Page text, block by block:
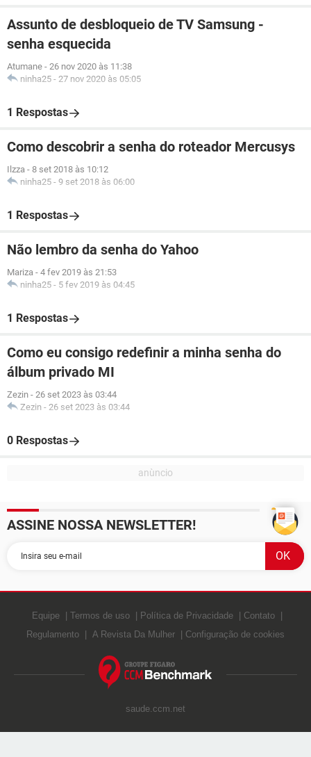
Assunto de desbloqueio de TV Samsung -
senha esquecida
Atumane - 26 nov 2020 às 11:38
ninha25 - 27 nov 2020 às 05:05
1 Respostas
Como descobrir a senha do roteador Mercusys
Ilzza - 8 set 2018 às 10:12
ninha25 - 9 set 2018 às 06:00
1 Respostas
Não lembro da senha do Yahoo
Mariza - 4 fev 2019 às 21:53
ninha25 - 5 fev 2019 às 04:45
1 Respostas
Como eu consigo redefinir a minha senha do
álbum privado MI
Zezin - 26 set 2023 às 03:44
Zezin - 26 set 2023 às 03:44
0 Respostas
ASSINE NOSSA NEWSLETTER!
Equipe Termos de uso Política de Privacidade
Contato
Regulamento
A Revista Da Mulher Configuração de cookies
saude.ccm.net